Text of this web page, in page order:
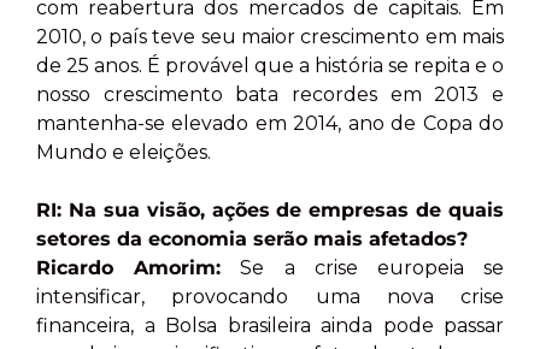
com reabertura dos mercados de capitais. Em
2010, o país teve seu maior crescimento em mais
de 25 anos. É provável que a história se repita e o
nosso crescimento bata recordes em 2013 e
mantenha-se elevado em 2014, ano de Copa do
Mundo e eleições.
RI: Na sua visão, ações de empresas de quais
setores da economia serão mais afetados?
Ricardo Amorim: Se a crise europeia se
intensificar, provocando uma nova crise
financeira, a Bolsa brasileira ainda pode passar